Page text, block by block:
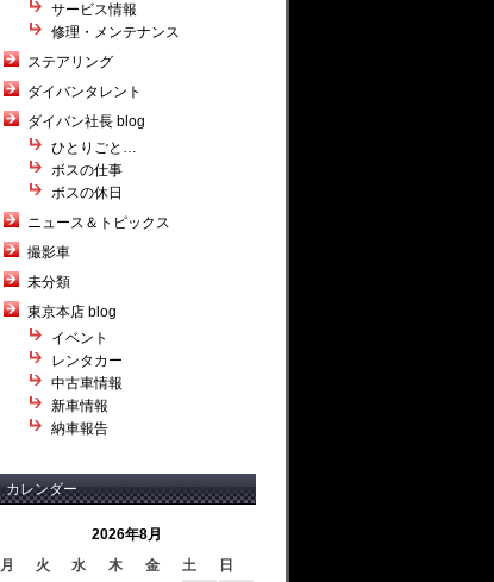
サービス情報
修理・メンテナンス
ステアリング
ダイバンタレント
ダイバン社長 blog
ひとりごと…
ボスの仕事
ボスの休日
ニュース＆トピックス
撮影車
未分類
東京本店 blog
イベント
レンタカー
中古車情報
新車情報
納車報告
カレンダー
2026年8月
月
火 水 木 金 土
日